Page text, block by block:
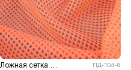
ПД-104-8